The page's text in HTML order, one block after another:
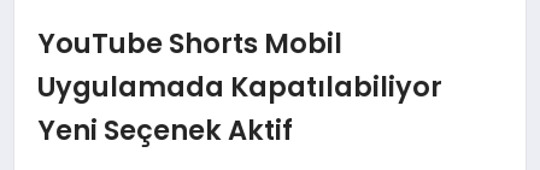
DÜNYA
EĞITIM
YouTube Shorts Mobil
Uygulamada Kapatılabiliyor
Yeni Seçenek Aktif